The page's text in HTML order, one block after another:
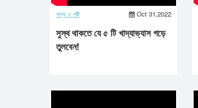
খাদ্য ও পুষ্টি Oct 31,2022
সুস্থ থাকতে যে ৫ টি খাদ্যাভ্যাস গড়ে
তুলবেন!